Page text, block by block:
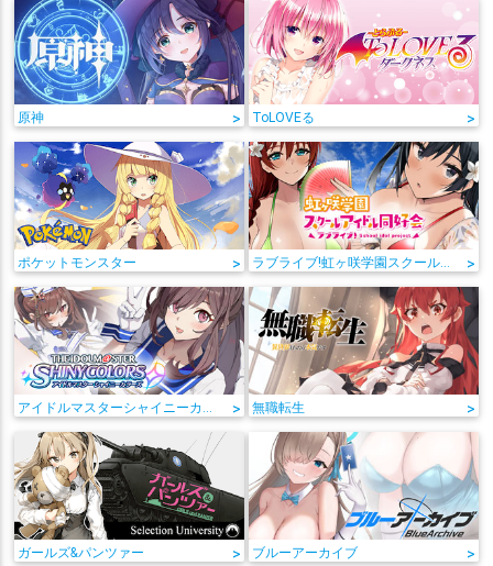
原神 > ToLOVEる >
ポケットモンスター > >
> 無職転生 >
ガールズ&パンツァー > ブルーアーカイブ >